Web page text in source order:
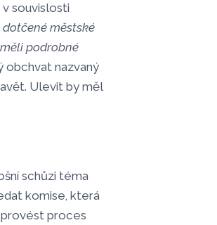
souvislosti
městské
podrobné
obchvat nazvaný
Ulevit by měl
schůzi téma
komise, která
provést proces